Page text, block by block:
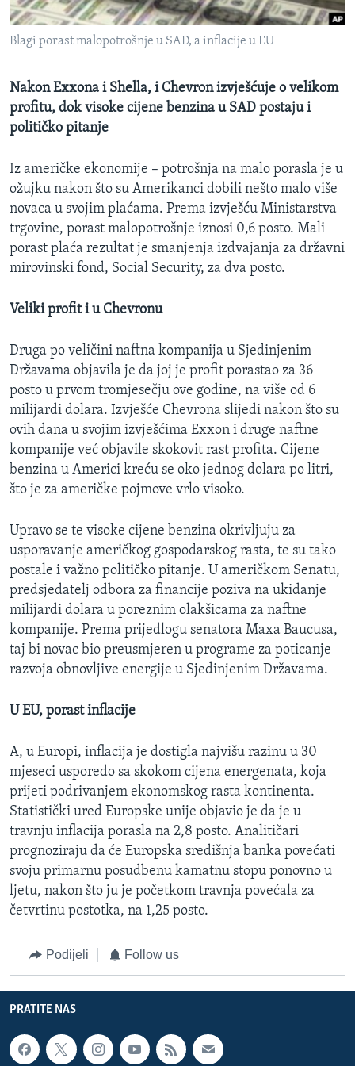
MAGAZIN
O GLASU AMERIKE
Learning English
PRATITE NAS
Jezici
Blagi porast malopotrošnje u SAD, a inflacije u EU
Nakon Exxona i Shella, i Chevron izvješćuje o velikom
profitu, dok visoke cijene benzina u SAD postaju i
političko pitanje
Iz američke ekonomije – potrošnja na malo porasla je u
ožujku nakon što su Amerikanci dobili nešto malo više
novaca u svojim plaćama. Prema izvješću Ministarstva
trgovine, porast malopotrošnje iznosi 0,6 posto. Mali
porast plaća rezultat je smanjenja izdvajanja za državni
mirovinski fond, Social Security, za dva posto.
Veliki profit i u Chevronu
Druga po veličini naftna kompanija u Sjedinjenim
Državama objavila je da joj je profit porastao za 36
posto u prvom tromjesečju ove godine, na više od 6
milijardi dolara. Izvješće Chevrona slijedi nakon što su
ovih dana u svojim izvješćima Exxon i druge naftne
kompanije već objavile skokovit rast profita. Cijene
benzina u Americi kreću se oko jednog dolara po litri,
što je za američke pojmove vrlo visoko.
Upravo se te visoke cijene benzina okrivljuju za
usporavanje američkog gospodarskog rasta, te su tako
postale i važno političko pitanje. U američkom Senatu,
predsjedatelj odbora za financije poziva na ukidanje
milijardi dolara u poreznim olakšicama za naftne
kompanije. Prema prijedlogu senatora Maxa Baucusa,
taj bi novac bio preusmjeren u programe za poticanje
razvoja obnovljive energije u Sjedinjenim Državama.
U EU, porast inflacije
A, u Europi, inflacija je dostigla najvišu razinu u 30
mjeseci usporedo sa skokom cijena energenata, koja
prijeti podrivanjem ekonomskog rasta kontinenta.
Statistički ured Europske unije objavio je da je u
travnju inflacija porasla na 2,8 posto. Analitičari
prognoziraju da će Europska središnja banka povećati
svoju primarnu posudbenu kamatnu stopu ponovno u
ljetu, nakon što ju je početkom travnja povećala za
četvrtinu postotka, na 1,25 posto.
Podijeli Follow us
PRATITE NAS